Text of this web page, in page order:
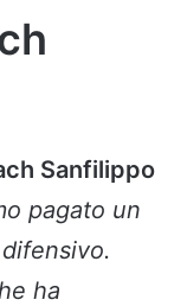
Sanfilippo
pagato un
ha